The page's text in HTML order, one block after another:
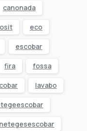
canonada
eco
escobar
fira fossa
lavabo
netegesescobar